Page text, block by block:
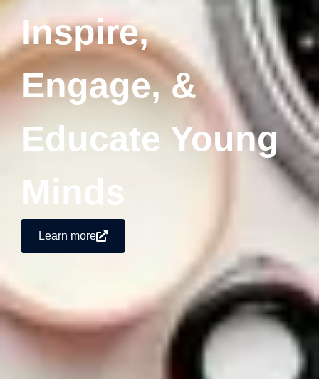
Inspire,
Engage, &
Educate Young
Minds
Learn more